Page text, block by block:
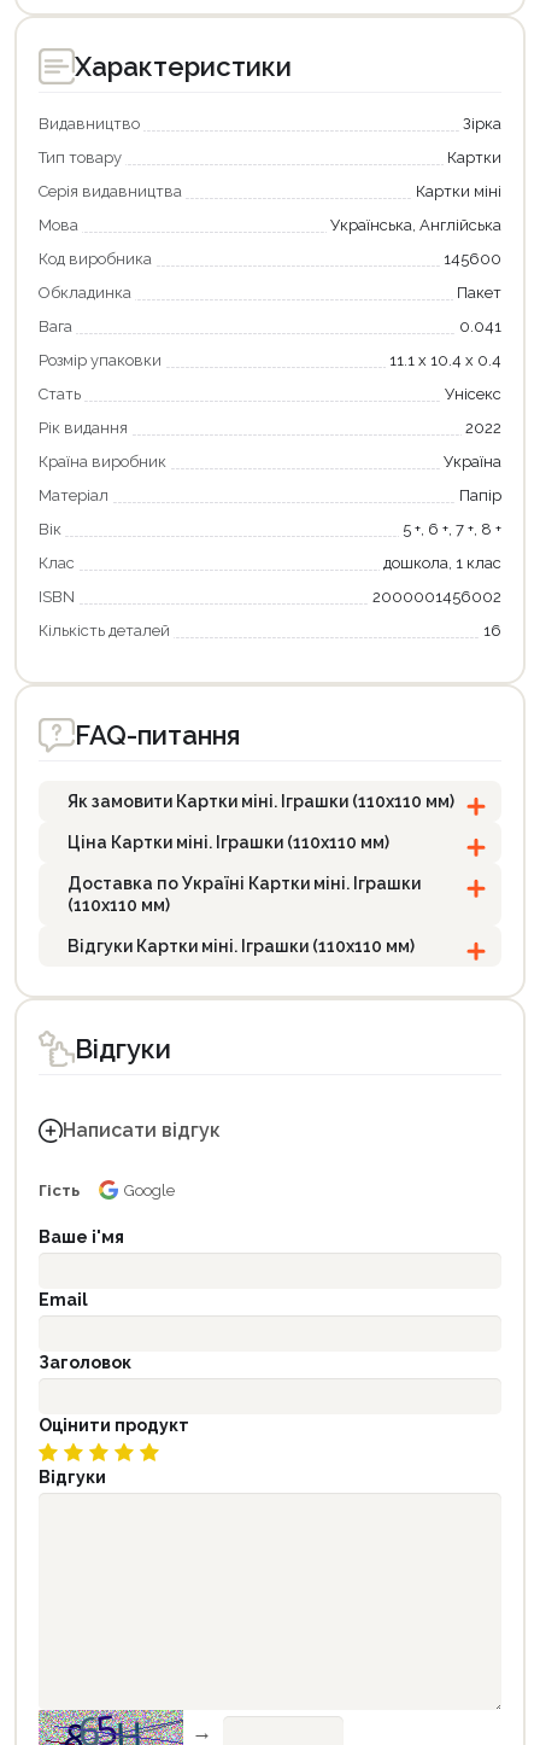
Характеристики
Видавництво
Зірка
Тип товару
Картки
Серія видавництва
Картки міні
Мова
Українська, Англійська
Код виробника
145600
Обкладинка
Пакет
Вага
0.041
Розмір упаковки
11.1 х 10.4 х 0.4
Стать
Унісекс
Рік видання
2022
Країна виробник
Україна
Матеріал
Папір
Вік
5 +, 6 +, 7 +, 8 +
Клас
дошкола, 1 клас
ISBN
2000001456002
Кількість деталей
16
FAQ-питання
Як замовити Картки міні. Іграшки (110х110 мм)
Ціна Картки міні. Іграшки (110х110 мм)
Доставка по Україні Картки міні. Іграшки
(110х110 мм)
Відгуки Картки міні. Іграшки (110х110 мм)
Відгуки
Написати відгук
Гість Google
Ваше і'мя
Email
Заголовок
Оцінити продукт
Відгуки
→
Оформити замовлення